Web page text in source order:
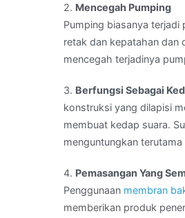
2. Mencegah Pumping
Pumping biasanya
retak dan kepatahan dan
mencegah terjadinya
3. Berfungsi Sebagai
konstruksi yang dilapisi
membuat kedap suara.
menguntungkan terutama
4. Pemasangan Yang
Penggunaan membran
memberikan produk